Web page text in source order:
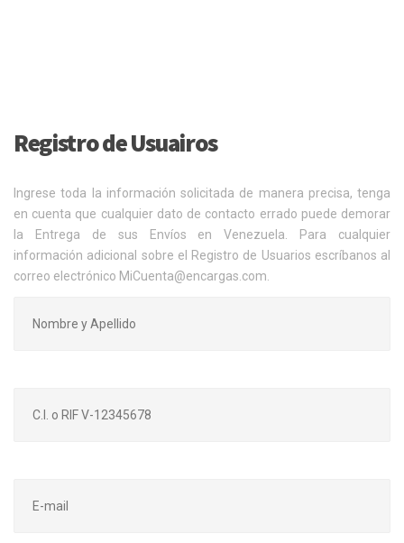
Registro de Usuairos
Ingrese toda la información solicitada de manera precisa, tenga
en cuenta que cualquier dato de contacto errado puede demorar
la Entrega de sus Envíos en Venezuela. Para cualquier
información adicional sobre el Registro de Usuarios escríbanos al
correo electrónico MiCuenta@encargas.com.